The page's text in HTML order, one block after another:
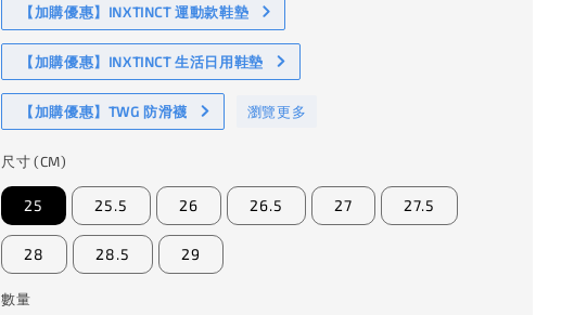
【加購優惠】INXTINCT 運動款鞋墊
【加購優惠】INXTINCT 生活日用鞋墊
【加購優惠】TWG 防滑襪 瀏覽更多
尺寸 (CM)
25 25.5 26 26.5 27 27.5
28 28.5 29
數量